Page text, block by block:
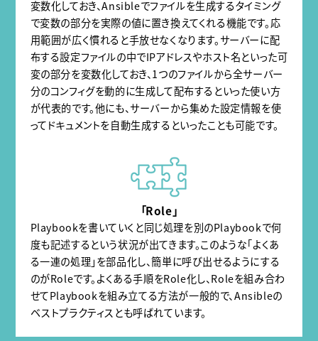
変数化しておき、Ansibleでファイルを生成するタイミング
で変数の部分を実際の値に置き換えてくれる機能です。応
用範囲が広く慣れると手放せなくなります。サーバーに配
布する設定ファイルの中でIPアドレスやホスト名といった可
変の部分を変数化しておき、1つのファイルから全サーバー
分のコンフィグを動的に生成して配布するといった使い方
が代表的です。他にも、サーバーから集めた設定情報を使
ってドキュメントを自動生成するといったことも可能です。
「Role」
Playbookを書いていくと同じ処理を別のPlaybookで何
度も記述するという状況が出てきます。このような「よくあ
る一連の処理」を部品化し、簡単に呼び出せるようにする
のがRoleです。よくある手順をRole化し、Roleを組み合わ
せてPlaybookを組み立てる方法が一般的で、Ansibleの
ベストプラクティスとも呼ばれています。